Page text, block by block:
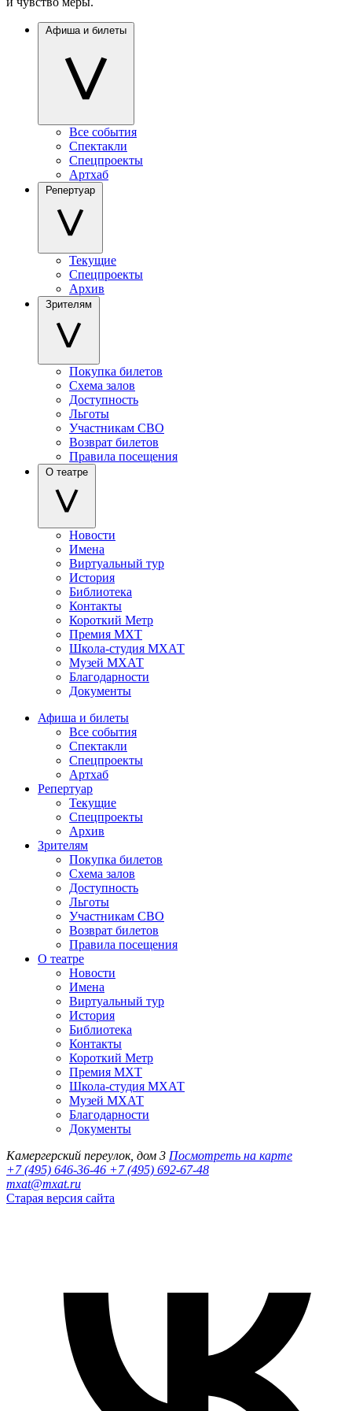
Афиша и билеты
Все события
Спектакли
Спецпроекты
Артхаб
Репертуар
Текущие
Спецпроекты
Архив
Зрителям
Покупка билетов
Схема залов
Доступность
Льготы
Участникам СВО
Возврат билетов
Правила посещения
О театре
Новости
Имена
Виртуальный тур
История
Библиотека
Контакты
Короткий Метр
Премия МХТ
Школа-студия МХАТ
Музей МХАТ
Благодарности
Документы
Афиша и билеты
Все события
Спектакли
Спецпроекты
Артхаб
Репертуар
Текущие
Спецпроекты
Архив
Зрителям
Покупка билетов
Схема залов
Доступность
Льготы
Участникам СВО
Возврат билетов
Правила посещения
О театре
Новости
Имена
Виртуальный тур
История
Библиотека
Контакты
Короткий Метр
Премия МХТ
Школа-студия МХАТ
Музей МХАТ
Благодарности
Документы
Камергерский переулок, дом 3 Посмотреть на карте
+7 (495) 646-36-46 +7 (495) 692-67-48‬
mxat@mxat.ru
Старая версия сайта